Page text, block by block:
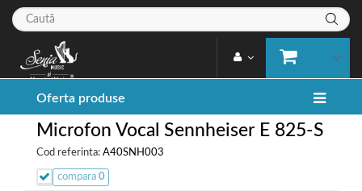
Oferta produse
Microfon Vocal Sennheiser E 825-S
Cod referinta: A40SNH003
compara 0